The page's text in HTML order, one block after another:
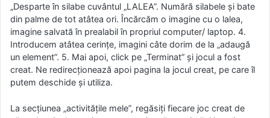
„Desparte în silabe cuvântul „LALEA”. Numără silabele și bate
din palme de tot atâtea ori. Încărcăm o imagine cu o lalea,
imagine salvată în prealabil în propriul computer/ laptop. 4.
Introducem atâtea cerințe, imagini câte dorim de la „adaugă
un element”. 5. Mai apoi, click pe „Terminat” și jocul a fost
creat. Ne redirecționează apoi pagina la jocul creat, pe care îl
putem deschide și utiliza.
La secțiunea „activitățile mele”, regăsiți fiecare joc creat de